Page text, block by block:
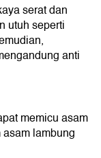
serat dan
utuh seperti
anti
memicu asam
lambung